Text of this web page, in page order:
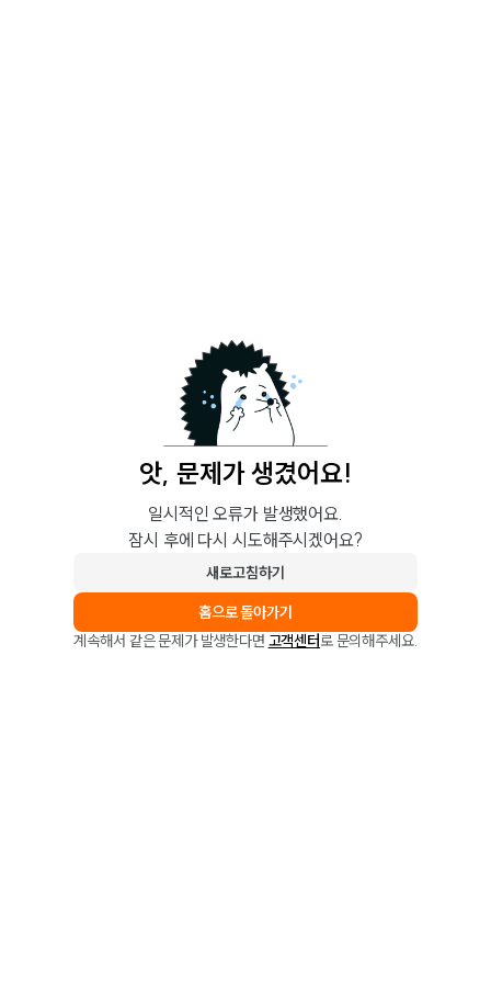
앗, 문제가 생겼어요!
일시적인 오류가 발생했어요.
잠시 후에 다시 시도해주시겠어요?
새로고침하기
홈으로 돌아가기
계속해서 같은 문제가 발생한다면 고객센터로 문의해주세요.